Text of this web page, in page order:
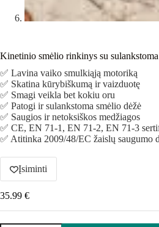
Kinetinio smėlio rinkinys su
✅ Lavina vaiko smulkiąją motoriką
✅ Skatina kūrybiškumą ir vaizduotę
✅ Smagi veikla bet kokiu oru
✅ Patogi ir sulankstoma smėlio dėžė
✅ Saugios ir netoksiškos medžiagos
✅ CE, EN 71-1, EN 71-2, EN 71-3
✅ Atitinka 2009/48/EC žaislų saugumo
Įsiminti
35.99 €